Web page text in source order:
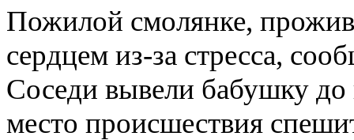
Пожилой смолянке,
сердцем из-за стресса,
Соседи вывели бабушку до
место происшествия